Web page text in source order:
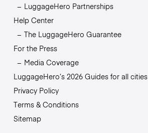
LuggageHero Partnerships
Help Center
The LuggageHero Guarantee
For the Press
Media Coverage
LuggageHero’s 2026 Guides for all cities
Privacy Policy
Terms & Conditions
Sitemap